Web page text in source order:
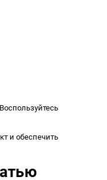
и обеспечить